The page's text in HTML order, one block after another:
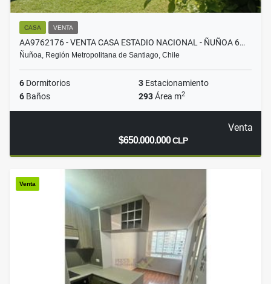
CASA VENTA
AA9762176 - VENTA CASA ESTADIO NACIONAL - ÑUÑOA 6…
Ñuñoa, Región Metropolitana de Santiago, Chile
6 Dormitorios 3 Estacionamiento
6 Baños 293Área m2
Venta
$650.000.000CLP
Venta